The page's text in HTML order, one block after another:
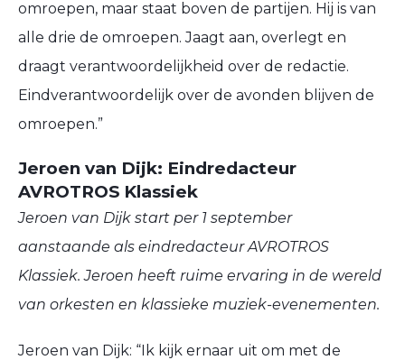
omroepen, maar staat boven de partijen. Hij is van
alle drie de omroepen. Jaagt aan, overlegt en
draagt verantwoordelijkheid over de redactie.
Eindverantwoordelijk over de avonden blijven de
omroepen.”
Jeroen van Dijk: Eindredacteur
AVROTROS Klassiek
Jeroen van Dijk start per 1 september
aanstaande als eindredacteur AVROTROS
Klassiek. Jeroen heeft ruime ervaring in de wereld
van orkesten en klassieke muziek-evenementen.
Jeroen van Dijk: “Ik kijk ernaar uit om met de